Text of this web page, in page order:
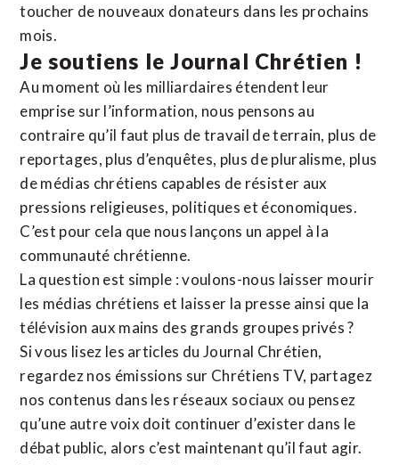
toucher de nouveaux donateurs dans les prochains
mois.
Je soutiens le Journal Chrétien !
Au moment où les milliardaires étendent leur
emprise sur l’information, nous pensons au
contraire qu’il faut plus de travail de terrain, plus de
reportages, plus d’enquêtes, plus de pluralisme, plus
de médias chrétiens capables de résister aux
pressions religieuses, politiques et économiques.
C’est pour cela que nous lançons un appel à la
communauté chrétienne.
La question est simple : voulons-nous laisser mourir
les médias chrétiens et laisser la presse ainsi que la
télévision aux mains des grands groupes privés ?
Si vous lisez les articles du Journal Chrétien,
regardez nos émissions sur Chrétiens TV, partagez
nos contenus dans les réseaux sociaux ou pensez
qu’une autre voix doit continuer d’exister dans le
débat public, alors c’est maintenant qu’il faut agir.